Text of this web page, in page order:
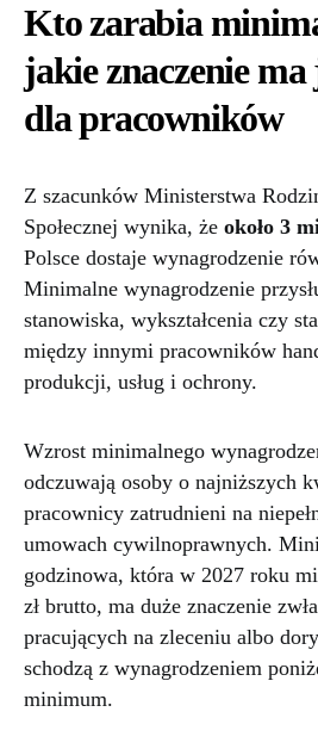
Kto zarabia
jakie znaczenie
dla pracowników
Z szacunków Ministerstwa
Społecznej wynika, że około 3
Polsce dostaje wynagrodzenie
Minimalne wynagrodzenie
stanowiska, wykształcenia czy
między innymi pracowników
produkcji, usług i ochrony.
Wzrost minimalnego
odczuwają osoby o najniższych
pracownicy zatrudnieni na
umowach cywilnoprawnych.
godzinowa, która w 2027 roku
zł brutto, ma duże znaczenie
pracujących na zleceniu albo
schodzą z wynagrodzeniem
minimum.